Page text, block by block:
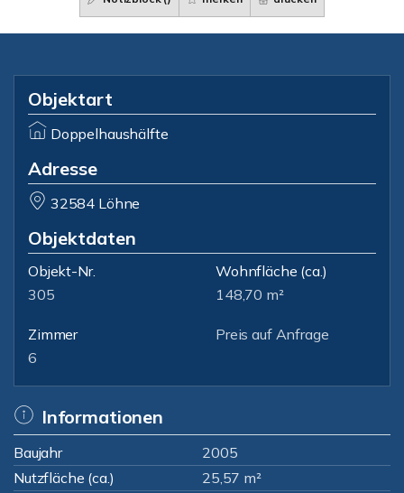
Objektart
Doppelhaushälfte
Adresse
32584 Löhne
Objektdaten
Objekt-Nr.
305
Wohnfläche (ca.)
148,70 m²
Zimmer
6
Preis auf Anfrage
Informationen
Baujahr
2005
Nutzfläche (ca.)
25,57 m²